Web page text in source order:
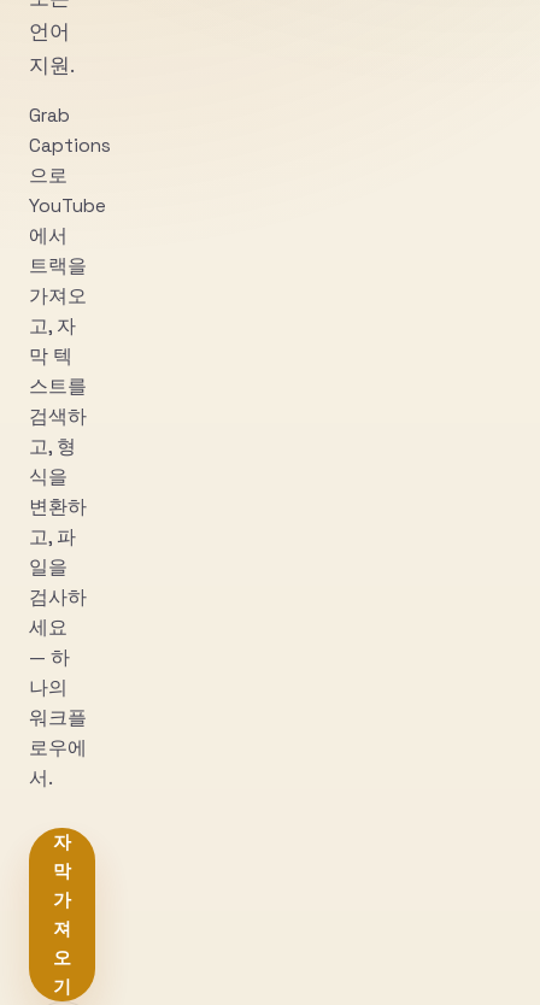
언어
지원.
Grab
Captions
으로
YouTube
에서
트랙을
가져오
고, 자
막 텍
스트를
검색하
고, 형
식을
변환하
고, 파
일을
검사하
세요
— 하
나의
워크플
로우에
서.
자
막
가
져
오
기